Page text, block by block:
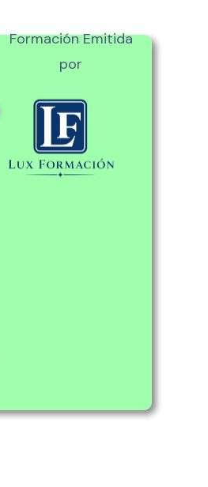
Formación Emitida
por